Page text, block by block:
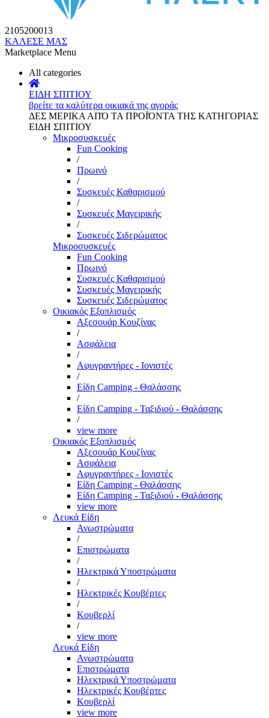
2105200013
ΚΑΛΕΣΕ ΜΑΣ
Marketplace Menu
All categories
ΕΙΔΗ ΣΠΙΤΙΟΥ
βρείτε τα καλύτερα οικιακά της αγοράς
ΔΕΣ ΜΕΡΙΚΑ ΑΠΌ ΤΑ ΠΡΟΪΌΝΤΑ ΤΗΣ ΚΑΤΗΓΟΡΙΑΣ
ΕΙΔΗ ΣΠΙΤΙΟΥ
Μικροσυσκευές
Fun Cooking
/
Πρωινό
/
Συσκευές Καθαρισμού
/
Συσκευές Μαγειρικής
/
Συσκευές Σιδερώματος
Μικροσυσκευές
Fun Cooking
Πρωινό
Συσκευές Καθαρισμού
Συσκευές Μαγειρικής
Συσκευές Σιδερώματος
Οικιακός Εξοπλισμός
Αξεσουάρ Κουζίνας
/
Ασφάλεια
/
Αφυγραντήρες - Ιονιστές
/
Είδη Camping - Θαλάσσης
/
Είδη Camping - Ταξιδιού - Θαλάσσης
/
view more
Οικιακός Εξοπλισμός
Αξεσουάρ Κουζίνας
Ασφάλεια
Αφυγραντήρες - Ιονιστές
Είδη Camping - Θαλάσσης
Είδη Camping - Ταξιδιού - Θαλάσσης
view more
Λευκά Είδη
Ανωστρώματα
/
Επιστρώματα
/
Ηλεκτρικά Υποστρώματα
/
Ηλεκτρικές Κουβέρτες
/
Κουβερλί
/
view more
Λευκά Είδη
Ανωστρώματα
Επιστρώματα
Ηλεκτρικά Υποστρώματα
Ηλεκτρικές Κουβέρτες
Κουβερλί
view more